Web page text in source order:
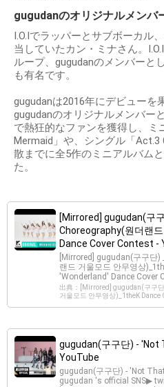
gugudanのオリジナルメンバ
I.O.Iでラッパーとサブボーカル
当していたカン・ミナさん。
ループ、gugudanのメンバーと
も有名です。
gugudanは2016年にデビューを
gugudanのオリジナルメンバー
で熱狂的なファンを獲得し、
Mermaid」や、シングル「
散までに全5作のミニアルバム
た。
[Mirrored] gugudan(구
Choreography(원더랜
Dance Cover Contest -
[Mirrored] gugudan(구구단
랜드 거울모드 안무영상
'Wonderland' Dance Cover
出典：[Mirrored] gugudan(구구
거울모드 안무영상)_1theK Dance
gugudan(구구단) - 'Not
YouTube
gugudan(구구단) - 'Not
gugudan 's official SNS▶